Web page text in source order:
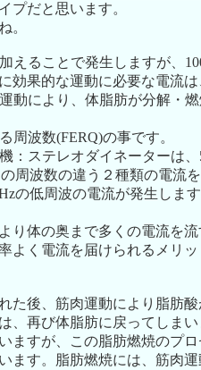
プだと思います。
。
えることで発生しますが、
効果的な運動に必要な電流は
動により、体脂肪が分解・燃
周波数(FERQ)の事です。
：ステレオダイネーターは、
周波数の違う２種類の電流
の低周波の電流が発生しま
り体の奥まで多くの電流を
よく電流を届けられるメリッ
た後、筋肉運動により脂肪
、再び体脂肪に戻ってしまい
ますが、この脂肪燃焼のプロ
ます。脂肪燃焼には、筋肉運